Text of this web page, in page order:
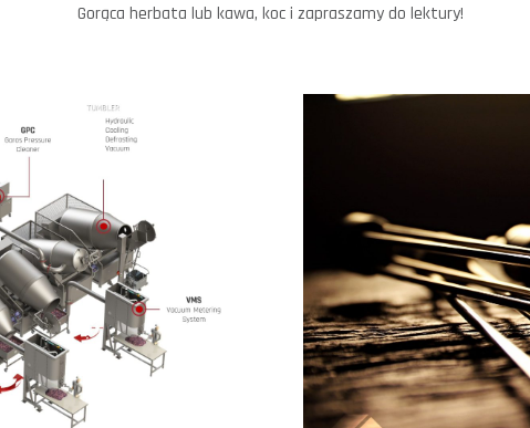
Gorąca herbata lub kawa, koc i zapraszamy do lektury!